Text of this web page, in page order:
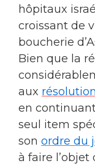
hôpitaux
croissant de
boucherie
Bien que la
aux
en
seul item
son ordre du
à faire l’objet